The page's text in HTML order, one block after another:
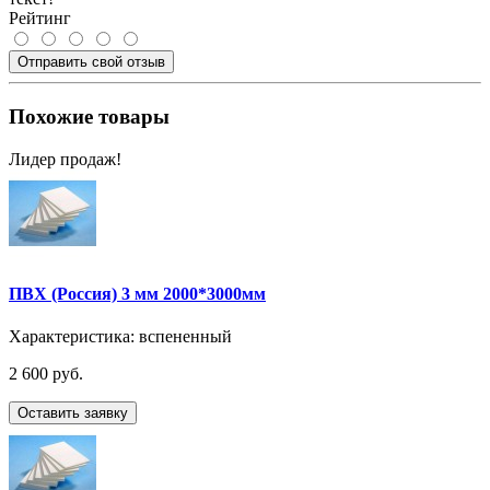
Рейтинг
Отправить свой отзыв
Похожие товары
Лидер продаж!
ПВХ (Россия) 3 мм 2000*3000мм
Характеристика: вспененный
2 600 руб.
Оставить заявку